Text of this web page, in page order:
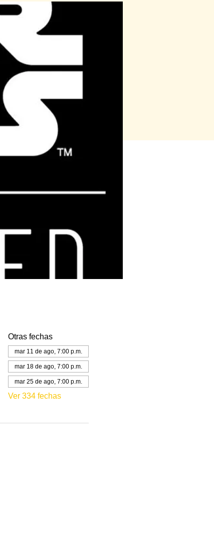
Otras fechas
mar 11 de ago, 7:00 p.m.
mar 18 de ago, 7:00 p.m.
mar 25 de ago, 7:00 p.m.
Ver 334 fechas